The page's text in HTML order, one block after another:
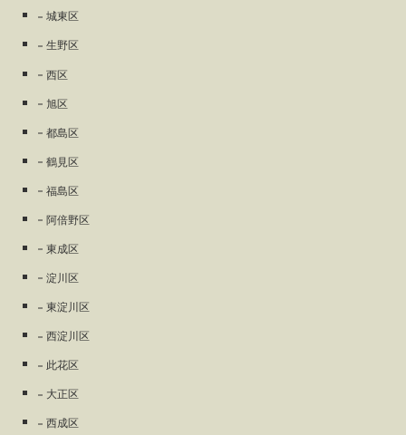
城東区
生野区
西区
旭区
都島区
鶴見区
福島区
阿倍野区
東成区
淀川区
東淀川区
西淀川区
此花区
大正区
西成区